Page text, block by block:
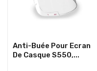
Anti-Buée Pour Ecran
De Casque S550,...